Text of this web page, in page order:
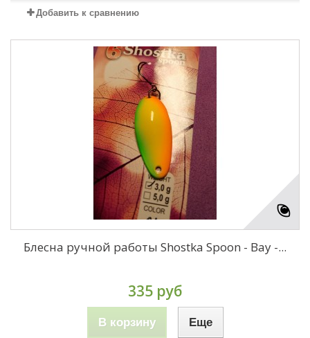
Добавить к сравнению
Блесна ручной работы Shostka Spoon - Bay -...
335 руб
В корзину Еще